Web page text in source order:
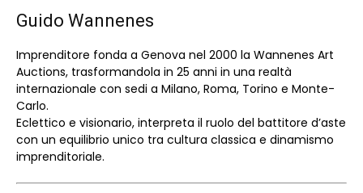
Guido Wannenes
Imprenditore fonda a Genova nel 2000 la Wannenes Art
Auctions, trasformandola in 25 anni in una realtà
internazionale con sedi a Milano, Roma, Torino e Monte-
Carlo.
Eclettico e visionario, interpreta il ruolo del battitore d’aste
con un equilibrio unico tra cultura classica e dinamismo
imprenditoriale.